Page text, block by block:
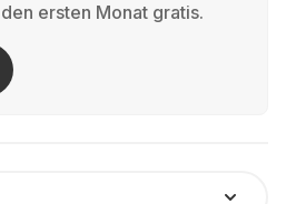
ersten Monat gratis.